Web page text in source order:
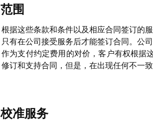
范围
根据这些条款和条件以及相应合同签订的
只有在公司接受服务后才能签订合同。公
作为支付约定费用的对价，客户有权根据
修订和支持合同，但是，在出现任何不一
校准服务